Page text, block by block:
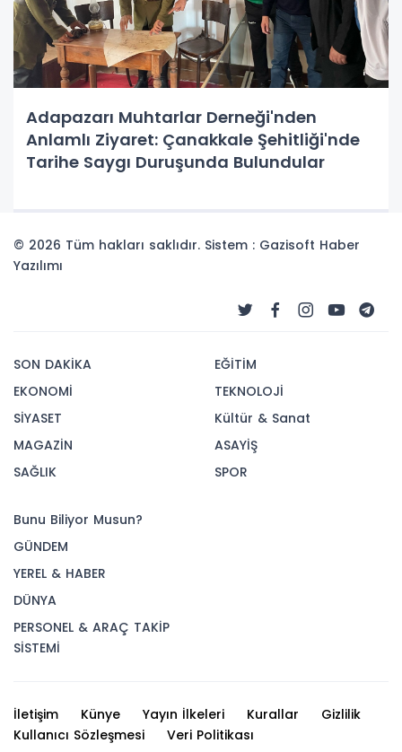
Adapazarı Muhtarlar Derneği'nden
Anlamlı Ziyaret: Çanakkale Şehitliği'nde
Tarihe Saygı Duruşunda Bulundular
© 2026 Tüm hakları saklıdır. Sistem : Gazisoft Haber
Yazılımı
SON DAKİKA
EKONOMİ
SİYASET
MAGAZİN
SAĞLIK
EĞİTİM
TEKNOLOJİ
Kültür & Sanat
ASAYİŞ
SPOR
Bunu Biliyor Musun?
GÜNDEM
YEREL & HABER
DÜNYA
PERSONEL & ARAÇ TAKİP
SİSTEMİ
İletişim Künye Yayın İlkeleri Kurallar
Gizlilik
Kullanıcı Sözleşmesi
Veri Politikası